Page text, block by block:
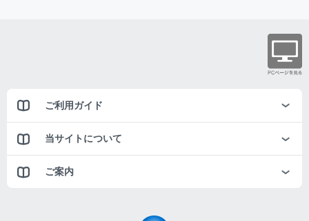
ご利用ガイド
当サイトについて
ご案内